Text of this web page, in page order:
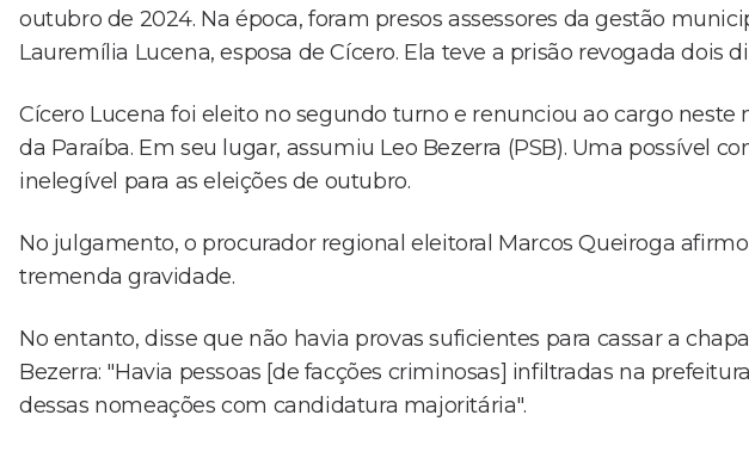
outubro de 2024. Na época, foram presos assessores da gestão
Lauremília Lucena, esposa de Cícero. Ela teve a prisão revogada dois
Cícero Lucena foi eleito no segundo turno e renunciou ao cargo neste
da Paraíba. Em seu lugar, assumiu Leo Bezerra (PSB). Uma possível
inelegível para as eleições de outubro.
No julgamento, o procurador regional eleitoral Marcos Queiroga
tremenda gravidade.
No entanto, disse que não havia provas suficientes para cassar a
Bezerra: "Havia pessoas [de facções criminosas] infiltradas na
dessas nomeações com candidatura majoritária".